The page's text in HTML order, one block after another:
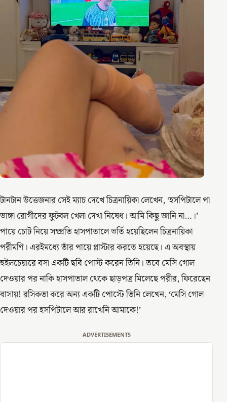
টানটান উত্তেজনার সেই ম্যাচ দেখে চিত্রনায়িকা লেখেন, ‌‘হসপিটালে পা
ভাঙ্গা রোগীদের ফুটবল খেলা দেখা নিষেধ। আমি কিছু জানি না…।’
পায়ে চোট নিয়ে সম্প্রতি হাসপাতালে ভর্তি হয়েছিলেন চিত্রনায়িকা
পরীমণি। এরইমধ্যে তাঁর পায়ে প্লাস্টার করতে হয়েছে। এ অবস্থায়
হুইলচেয়ারে বসা একটি ছবি পোস্ট করেন তিনি। তবে মেসি গোল
দেওয়ার পর নাকি হাসপাতাল থেকে ছাড়পত্র মিলেছে পরীর, ফিরেছেন
বাসায়! রসিকতা করে অন্য একটি পোস্টে তিনি লেখেন, ‘মেসি গোল
দেওয়ার পর হসপিটালে আর রাখেনি আমাকে!’
ADVERTISEMENTS